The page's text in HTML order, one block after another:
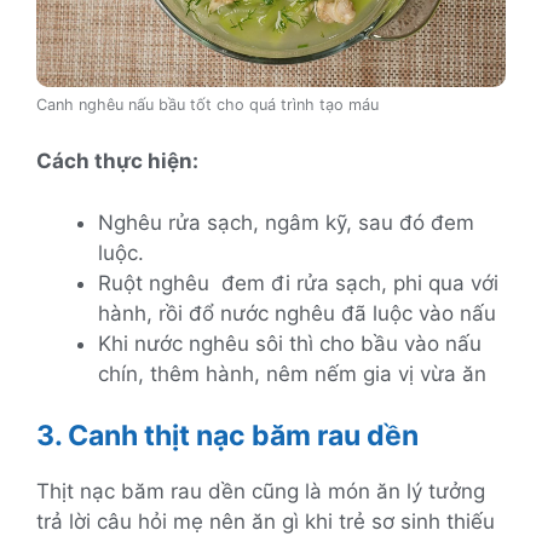
Canh nghêu nấu bầu tốt cho quá trình tạo máu
Cách thực hiện:
Nghêu rửa sạch, ngâm kỹ, sau đó đem
luộc.
Ruột nghêu đem đi rửa sạch, phi qua với
hành, rồi đổ nước nghêu đã luộc vào nấu
Khi nước nghêu sôi thì cho bầu vào nấu
chín, thêm hành, nêm nếm gia vị vừa ăn
3. Canh thịt nạc băm rau dền
Thịt nạc băm rau dền cũng là món ăn lý tưởng
trả lời câu hỏi mẹ nên ăn gì khi trẻ sơ sinh thiếu